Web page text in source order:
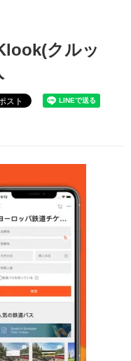
クルッ
スト